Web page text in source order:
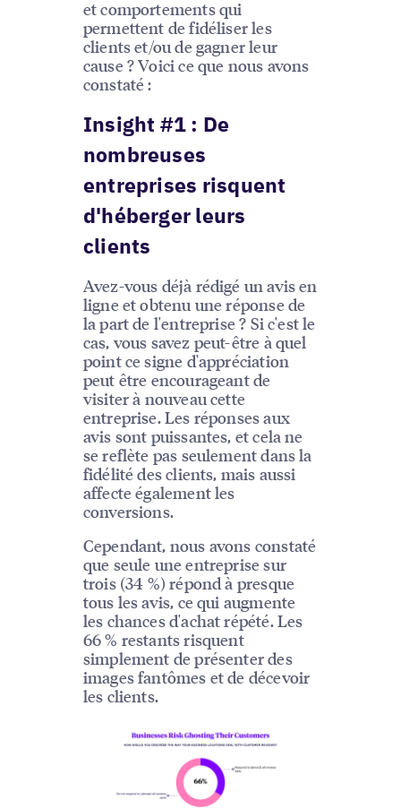
et comportements qui
permettent de fidéliser les
clients et/ou de gagner leur
cause ? Voici ce que nous avons
constaté :
Insight #1 : De
nombreuses
entreprises risquent
d'héberger leurs
clients
Avez-vous déjà rédigé un avis en
ligne et obtenu une réponse de
la part de l'entreprise ? Si c'est le
cas, vous savez peut-être à quel
point ce signe d'appréciation
peut être encourageant de
visiter à nouveau cette
entreprise. Les réponses aux
avis sont puissantes, et cela ne
se reflète pas seulement dans la
fidélité des clients, mais aussi
affecte également les
conversions.
Cependant, nous avons constaté
que seule une entreprise sur
trois (34 %) répond à presque
tous les avis, ce qui augmente
les chances d'achat répété. Les
66 % restants risquent
simplement de présenter des
images fantômes et de décevoir
les clients.